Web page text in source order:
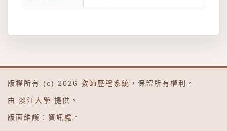
版權所有 (c) 2026 教師歷程系統 ，保留所有權利。
由 淡江大學 提供。
版面維護： 資訊處 。